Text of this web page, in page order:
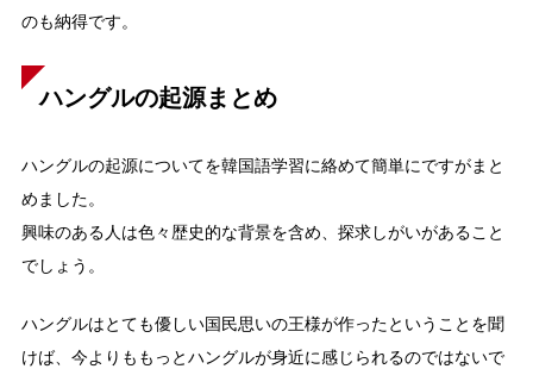
のも納得です。
ハングルの起源まとめ
ハングルの起源についてを韓国語学習に絡めて簡単にですがまと
めました。
興味のある人は色々歴史的な背景を含め、探求しがいがあること
でしょう。
ハングルはとても優しい国民思いの王様が作ったということを聞
けば、今よりももっとハングルが身近に感じられるのではないで